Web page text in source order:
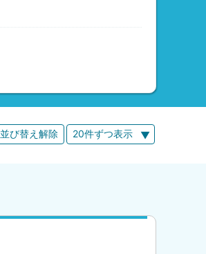
20件ずつ表示
並び替え解除